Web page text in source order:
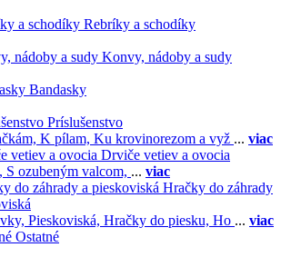
Rebríky a schodíky
Konvy, nádoby a sudy
Bandasky
Príslušenstvo
K pílam, Ku krovinorezom a vyž ... viac
Drviče vetiev a ovocia
S ozubeným valcom, ... viac
Hračky do záhrady
Pieskoviská, Hračky do piesku, Ho ... viac
Ostatné